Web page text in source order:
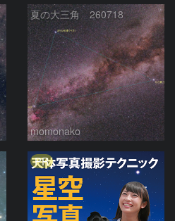
夏の大三角 260718
momonako
PR